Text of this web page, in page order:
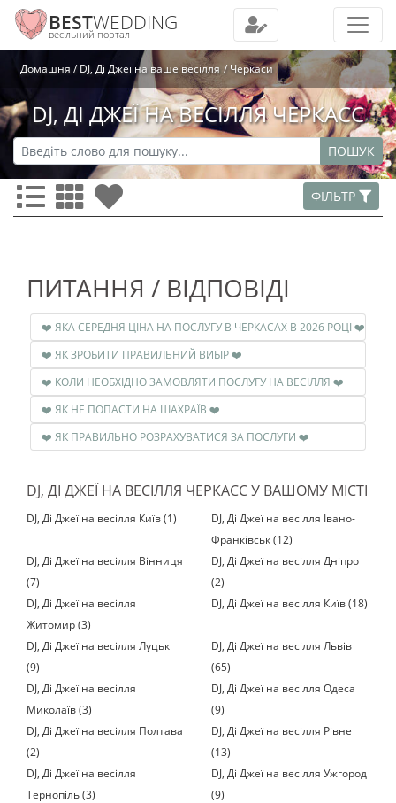
BESTWEDDING
весільний портал
Домашня DJ, Ді Джеї на ваше весілля Черкаси
DJ, ДІ ДЖЕЇ НА ВЕСІЛЛЯ ЧЕРКАСС
ПОШУК
ФІЛЬТР
ПИТАННЯ / ВІДПОВІДІ
❤️ ЯКА СЕРЕДНЯ ЦІНА НА ПОСЛУГУ В ЧЕРКАСАХ В 2026 РОЦІ ❤️
❤️ ЯК ЗРОБИТИ ПРАВИЛЬНИЙ ВИБІР ❤️
❤️ КОЛИ НЕОБХІДНО ЗАМОВЛЯТИ ПОСЛУГУ НА ВЕСІЛЛЯ ❤️
❤️ ЯК НЕ ПОПАСТИ НА ШАХРАЇВ ❤️
❤️ ЯК ПРАВИЛЬНО РОЗРАХУВАТИСЯ ЗА ПОСЛУГИ ❤️
DJ, ДІ ДЖЕЇ НА ВЕСІЛЛЯ ЧЕРКАСС У ВАШОМУ МІСТІ
DJ, Ді Джеї на весілля Київ (1)
DJ, Ді Джеї на весілля Івано-
Франківськ (12)
DJ, Ді Джеї на весілля Вінниця
(7)
DJ, Ді Джеї на весілля Дніпро
(2)
DJ, Ді Джеї на весілля
Житомир (3)
DJ, Ді Джеї на весілля Київ (18)
DJ, Ді Джеї на весілля Луцьк
(9)
DJ, Ді Джеї на весілля Львів
(65)
DJ, Ді Джеї на весілля
Миколаїв (3)
DJ, Ді Джеї на весілля Одеса
(9)
DJ, Ді Джеї на весілля Полтава
(2)
DJ, Ді Джеї на весілля Рівне
(13)
DJ, Ді Джеї на весілля
Тернопіль (3)
DJ, Ді Джеї на весілля Ужгород
(9)